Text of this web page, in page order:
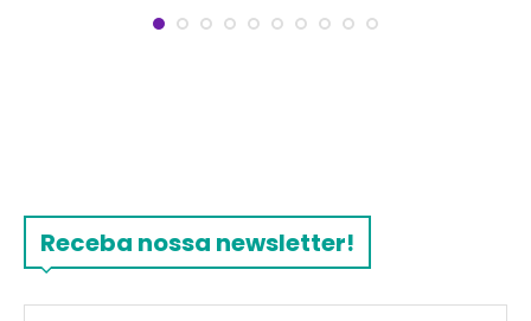
Receba nossa newsletter!